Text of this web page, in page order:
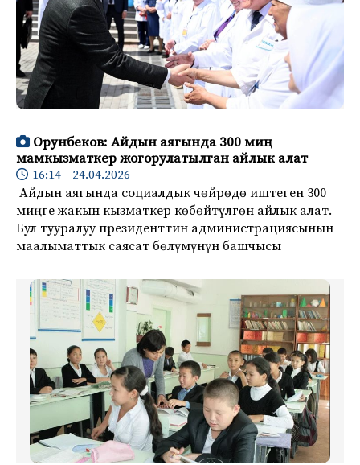
Орунбеков: Айдын аягында 300 миң
мамкызматкер жогорулатылган айлык алат
16:14 24.04.2026
Айдын аягында социалдык чөйрөдө иштеген 300
миңге жакын кызматкер көбөйтүлгөн айлык алат.
Бул тууралуу президенттин администрациясынын
маалыматтык саясат бөлүмүнүн башчысы